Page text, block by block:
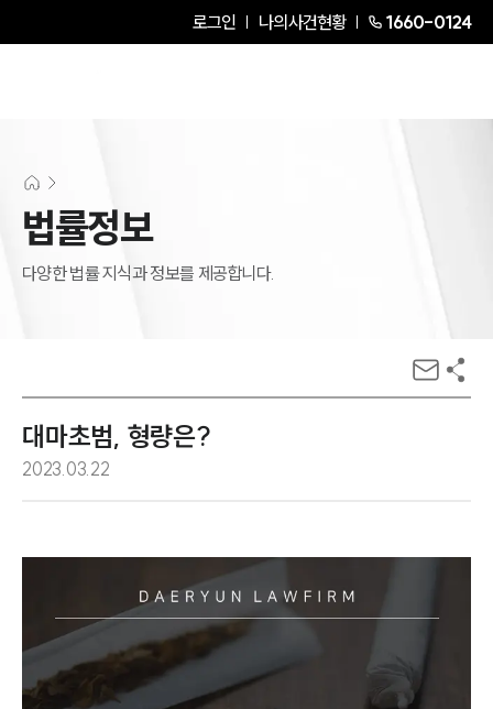
로그인 나의사건현황 1660-0124
법률정보
다양한 법률 지식과 정보를 제공합니다.
대마초범, 형량은?
2023.03.22